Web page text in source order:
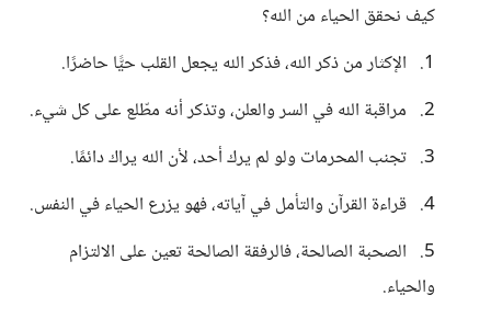
كيف نحقق الحياء من الله؟
1. الإكثار من ذكر الله، فذكر الله يجعل القلب حيًّا حاضرًا.
2. مراقبة الله في السر والعلن، وتذكر أنه مطّلع على كل شيء.
3. تجنب المحرمات ولو لم يرك أحد، لأن الله يراك دائمًا.
4. قراءة القرآن والتأمل في آياته، فهو يزرع الحياء في النفس.
5. الصحبة الصالحة، فالرفقة الصالحة تعين على الالتزام
والحياء.